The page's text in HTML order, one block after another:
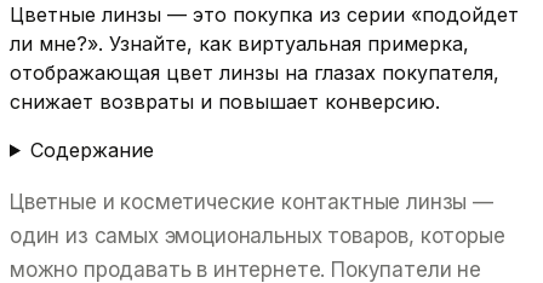
Цветные линзы — это покупка из серии «подойдет
ли мне?». Узнайте, как виртуальная примерка,
отображающая цвет линзы на глазах покупателя,
снижает возвраты и повышает конверсию.
Содержание
Цветные и косметические контактные линзы —
один из самых эмоциональных товаров, которые
можно продавать в интернете. Покупатели не